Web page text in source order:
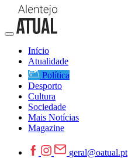
Início
Atualidade
Política
Desporto
Cultura
Sociedade
Mais Notícias
Magazine
geral@oatual.pt